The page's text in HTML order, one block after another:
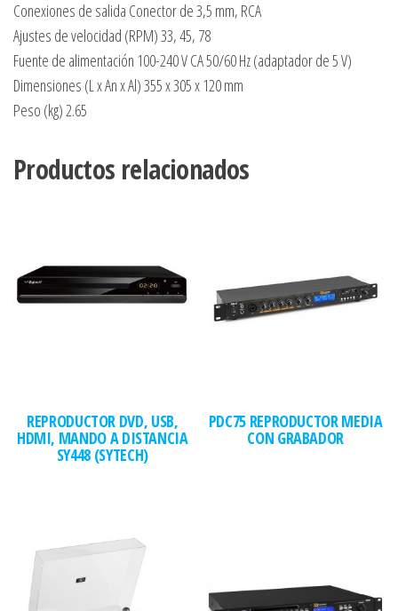
Conexiones de salida Conector de 3,5 mm, RCA
Ajustes de velocidad (RPM) 33, 45, 78
Fuente de alimentación 100-240 V CA 50/60 Hz (adaptador de 5 V)
Dimensiones (L x An x Al) 355 x 305 x 120 mm
Peso (kg) 2.65
Productos relacionados
REPRODUCTOR DVD, USB,
HDMI, MANDO A DISTANCIA
SY448 (SYTECH)
PDC75 REPRODUCTOR MEDIA
CON GRABADOR